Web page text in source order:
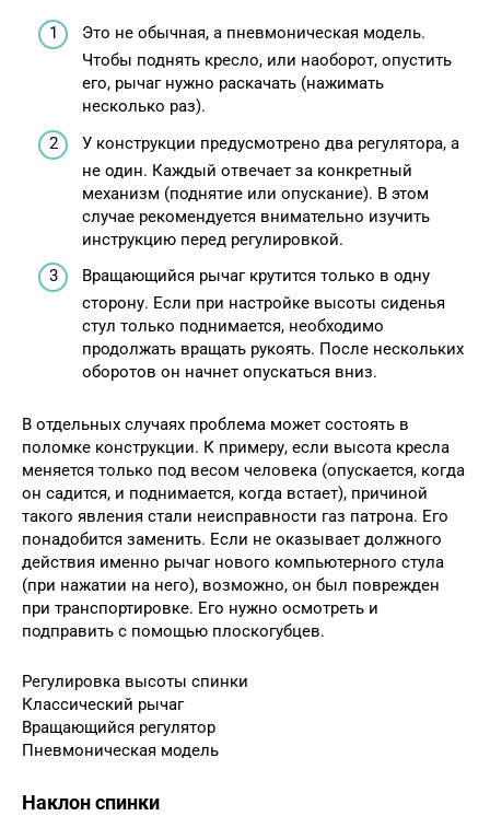
Это не обычная, а пневмоническая модель.
Чтобы поднять кресло, или наоборот, опустить
его, рычаг нужно раскачать (нажимать
несколько раз).
У конструкции предусмотрено два регулятора, а
не один. Каждый отвечает за конкретный
механизм (поднятие или опускание). В этом
случае рекомендуется внимательно изучить
инструкцию перед регулировкой.
Вращающийся рычаг крутится только в одну
сторону. Если при настройке высоты сиденья
стул только поднимается, необходимо
продолжать вращать рукоять. После нескольких
оборотов он начнет опускаться вниз.
В отдельных случаях проблема может состоять в
поломке конструкции. К примеру, если высота кресла
меняется только под весом человека (опускается, когда
он садится, и поднимается, когда встает), причиной
такого явления стали неисправности газ патрона. Его
понадобится заменить. Если не оказывает должного
действия именно рычаг нового компьютерного стула
(при нажатии на него), возможно, он был поврежден
при транспортировке. Его нужно осмотреть и
подправить с помощью плоскогубцев.
Регулировка высоты спинки
Классический рычаг
Вращающийся регулятор
Пневмоническая модель
Наклон спинки